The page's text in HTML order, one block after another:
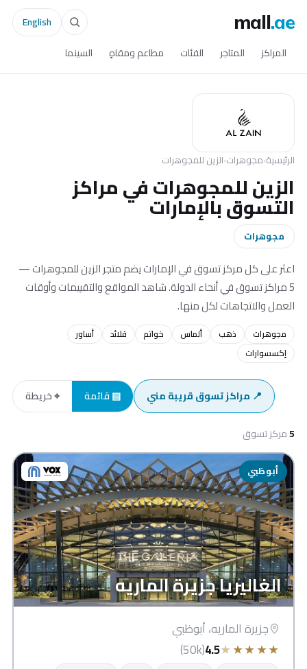
mall.ae
المراكز المتاجر الفئات مطاعم ومقاهٍ السينما
English
الرئيسية›مجوهرات›الزين للمجوهرات
الزين للمجوهرات في مراكز
التسوق بالإمارات
مجوهرات
اعثر على كل مركز تسوق في الإمارات يضم متجر الزين للمجوهرات —
5 مراكز تسوق في أنحاء الدولة. شاهد المواقع والتقييمات وأوقات
العمل والاتجاهات لكل منها.
مجوهرات ذهب ألماس خواتم قلائد
أساور
إكسسوارات
📍 مراكز تسوق قريبة مني ▤ قائمة ⌖ خريطة
5مركز تسوق
أبوظبي
الغاليريا جزيرة الماريه
جزيرة الماريه، أبوظبي
★
★
★
★
★
4.5
(50k)